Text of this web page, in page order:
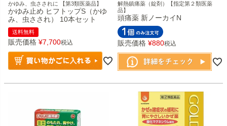
かゆみ、虫さされに 【第3類医薬品】
かゆみ止め ヒフトップS（かゆ
み、虫さされ） 10本セット
送料無料
販売価格 ¥7,700税込
解熱鎮痛薬（錠剤）【指定第２類医薬
品】
頭痛薬 新ノーカイN
販売価格 ¥880税込